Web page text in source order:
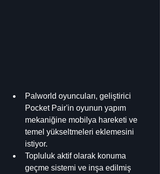
Palworld oyuncuları, geliştirici
Pocket Pair'in oyunun yapım
mekaniğine mobilya hareketi ve
temel yükseltmeleri eklemesini
istiyor.
Topluluk aktif olarak konuma
geçme sistemi ve inşa edilmiş